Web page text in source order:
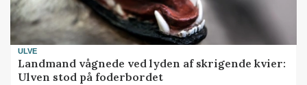
ULVE
Landmand vågnede ved lyden af skrigende kvier:
Ulven stod på foderbordet